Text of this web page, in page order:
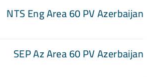
NTS Eng Area 60 PV Azerbaijan
SEP Az Area 60 PV Azerbaijan